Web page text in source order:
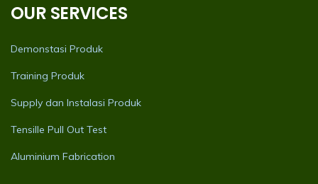
OUR SERVICES
Demonstasi Produk
Training Produk
Supply dan Instalasi Produk
Tensille Pull Out Test
Aluminium Fabrication